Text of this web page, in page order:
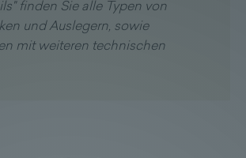
finden Sie alle Typen von
und Auslegern, sowie
mit weiteren technischen